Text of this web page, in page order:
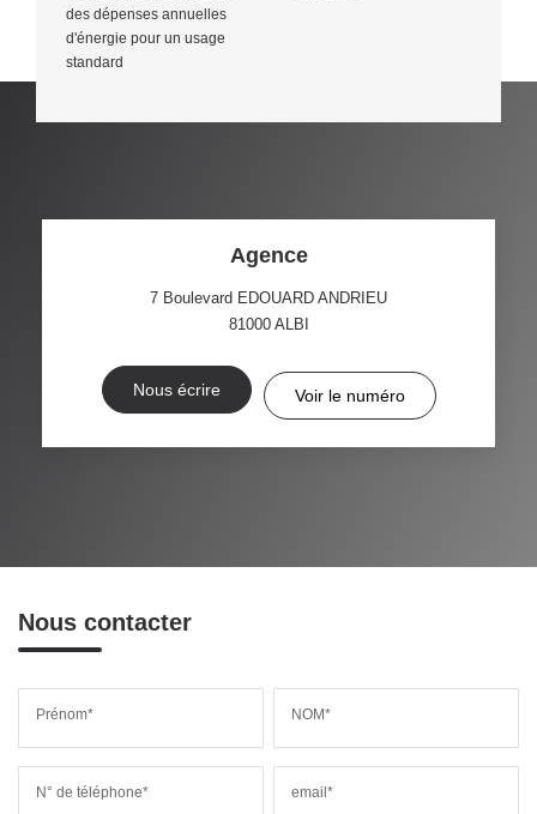
des dépenses annuelles
d'énergie pour un usage
standard
Agence
7 Boulevard EDOUARD ANDRIEU
81000 ALBI
Nous écrire Voir le numéro
Nous contacter
Prénom* NOM*
N° de téléphone* email*